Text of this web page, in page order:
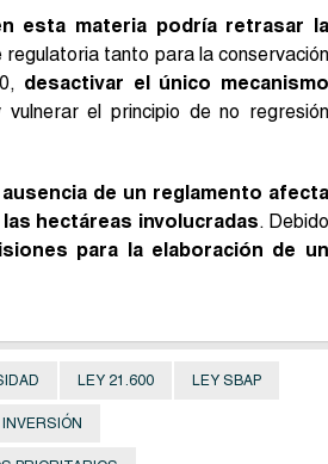
esta materia podría retrasar la
tanto para la conservación
desactivar el único mecanismo
el principio de no regresión
de un reglamento afecta
hectáreas involucradas. Debido
para la elaboración de un
LEY 21.600 LEY SBAP